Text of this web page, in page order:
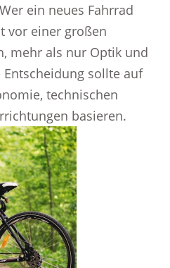
ein neues Fahrrad
vor einer großen
mehr als nur Optik und
Entscheidung sollte auf
technischen
basieren.